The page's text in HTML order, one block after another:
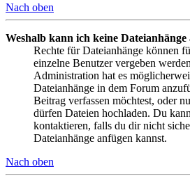
Nach oben
Weshalb kann ich keine Dateianhänge
Rechte für Dateianhänge können
einzelne Benutzer vergeben
Administration hat es
Dateianhänge in dem Forum
Beitrag verfassen möchtest, oder
dürfen Dateien hochladen. Du
kontaktieren, falls du dir nicht
Dateianhänge anfügen kannst.
Nach oben